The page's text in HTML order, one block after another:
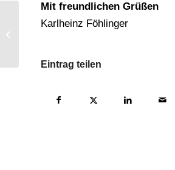
Mit freundlichen Grüßen
Karlheinz Föhlinger
Eintrag teilen
SPD Ortsverein Wilhelmshaven –